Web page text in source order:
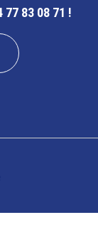
83 08 71 !